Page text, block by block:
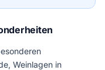
Weinlagen in